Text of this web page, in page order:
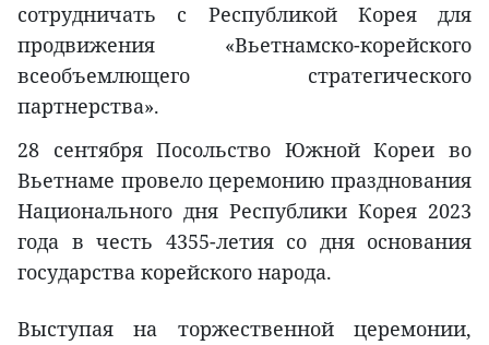
сотрудничать с Республикой Корея для
продвижения «Вьетнамско-корейского
всеобъемлющего стратегического
партнерства».
28 сентября Посольство Южной Кореи во
Вьетнаме провело церемонию празднования
Национального дня Республики Корея 2023
года в честь 4355-летия со дня основания
государства корейского народа.
Выступая на торжественной церемонии,